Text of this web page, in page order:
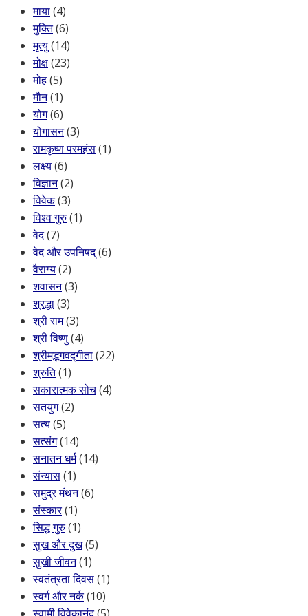
माया(4)
मुक्ति(6)
मृत्यु(14)
मोक्ष(23)
मोह(5)
मौन(1)
योग(6)
योगासन(3)
रामकृष्ण परमहंस(1)
लक्ष्य(6)
विज्ञान(2)
विवेक(3)
विश्व गुरु(1)
वेद(7)
वेद और उपनिषद्(6)
वैराग्य(2)
शवासन(3)
श्रद्धा(3)
श्री राम(3)
श्री विष्णु(4)
श्रीमद्भगवद्गीता(22)
श्रुति(1)
सकारात्मक सोच(4)
सतयुग(2)
सत्य(5)
सत्संग(14)
सनातन धर्म(14)
संन्यास(1)
समुद्र मंथन(6)
संस्कार(1)
सिद्ध गुरु(1)
सुख और दुख(5)
सुखी जीवन(1)
स्वतंत्रता दिवस(1)
स्वर्ग और नर्क(10)